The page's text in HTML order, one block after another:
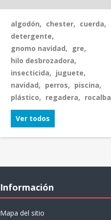
algodón, chester, cuerda,
detergente,
gnomo navidad, gre,
hilo desbrozadora,
insecticida, juguete,
navidad, perros, piscina,
plástico, regadera, rocalba
Ver todos
Información
Mapa del sitio